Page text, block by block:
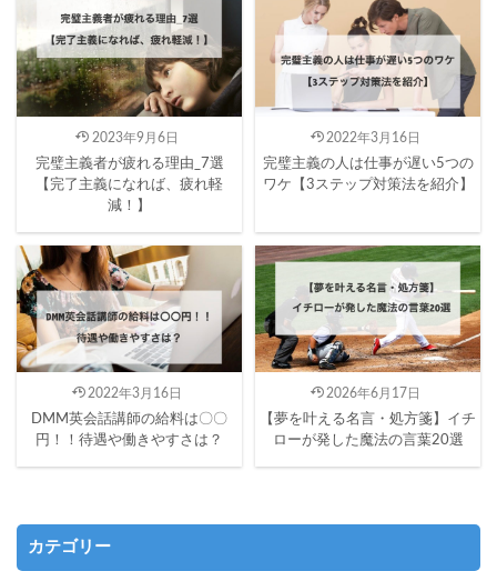
2023年9月6日
完璧主義者が疲れる理由_7選
【完了主義になれば、疲れ軽
減！】
2022年3月16日
完璧主義の人は仕事が遅い5つの
ワケ【3ステップ対策法を紹介】
2022年3月16日
DMM英会話講師の給料は〇〇
円！！待遇や働きやすさは？
2026年6月17日
【夢を叶える名言・処方箋】イチ
ローが発した魔法の言葉20選
カテゴリー